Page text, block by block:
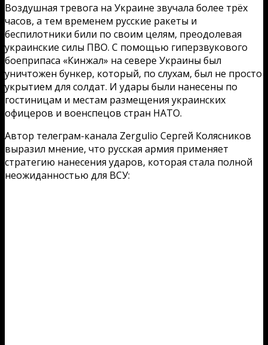
Воздушная тревога на Украине звучала более трёх
часов, а тем временем русские ракеты и
беспилотники били по своим целям, преодолевая
украинские силы ПВО. С помощью гиперзвукового
боеприпаса «Кинжал» на севере Украины был
уничтожен бункер, который, по слухам, был не просто
укрытием для солдат. И удары были нанесены по
гостиницам и местам размещения украинских
офицеров и военспецов стран НАТО.
Автор телеграм-канала Zergulio Сергей Колясников
выразил мнение, что русская армия применяет
стратегию нанесения ударов, которая стала полной
неожиданностью для ВСУ: